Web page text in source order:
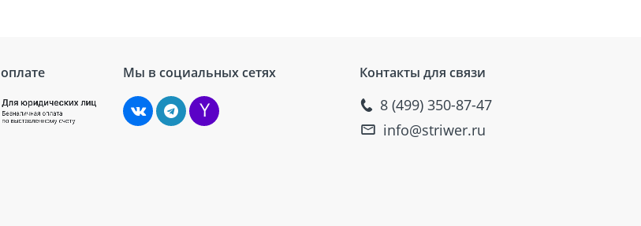
Мы в социальных сетях Контакты для связи
8 (499) 350-87-47
info@striwer.ru